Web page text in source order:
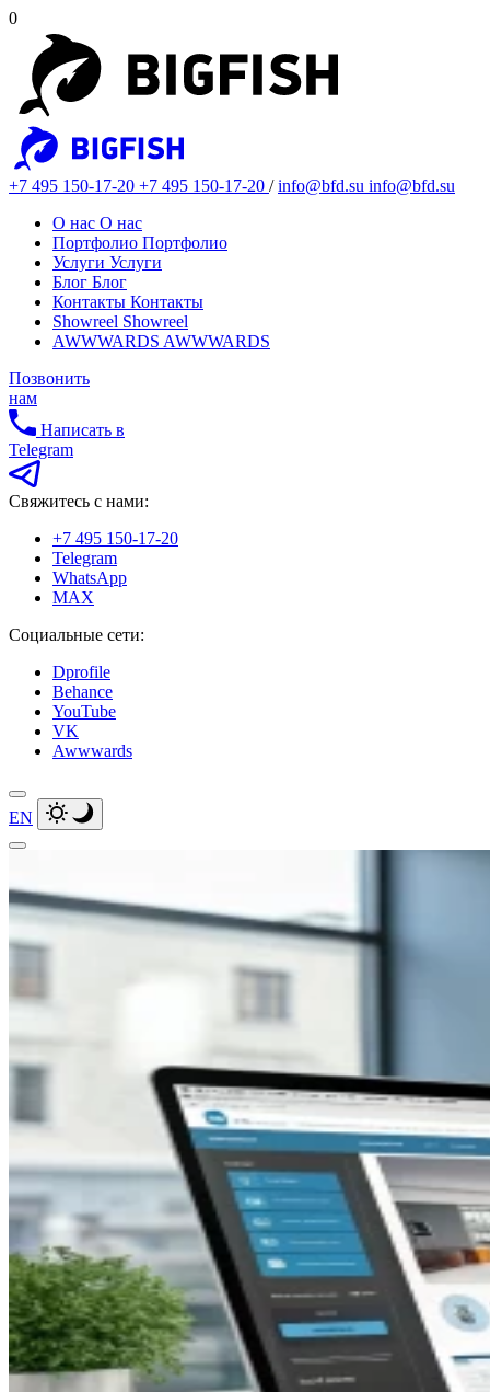
0
+7 495 150-17-20 +7 495 150-17-20 /info@bfd.su info@bfd.su
О нас О нас
Портфолио Портфолио
Услуги Услуги
Блог Блог
Контакты Контакты
Showreel Showreel
AWWWARDS AWWWARDS
Позвонить
нам
Написать в
Telegram
Свяжитесь с нами:
+7 495 150-17-20
Telegram
WhatsApp
MAX
Социальные сети:
Dprofile
Behance
YouTube
VK
Awwwards
EN